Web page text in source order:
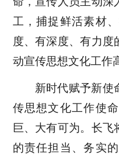
工，捕捉鲜活素材
度、有深度、有力度
动宣传思想文化工作
新时代赋予新使
传思想文化工作使
巨、大有可为。长飞
的责任担当、务实